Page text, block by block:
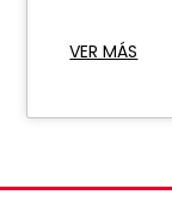
VER MÁS